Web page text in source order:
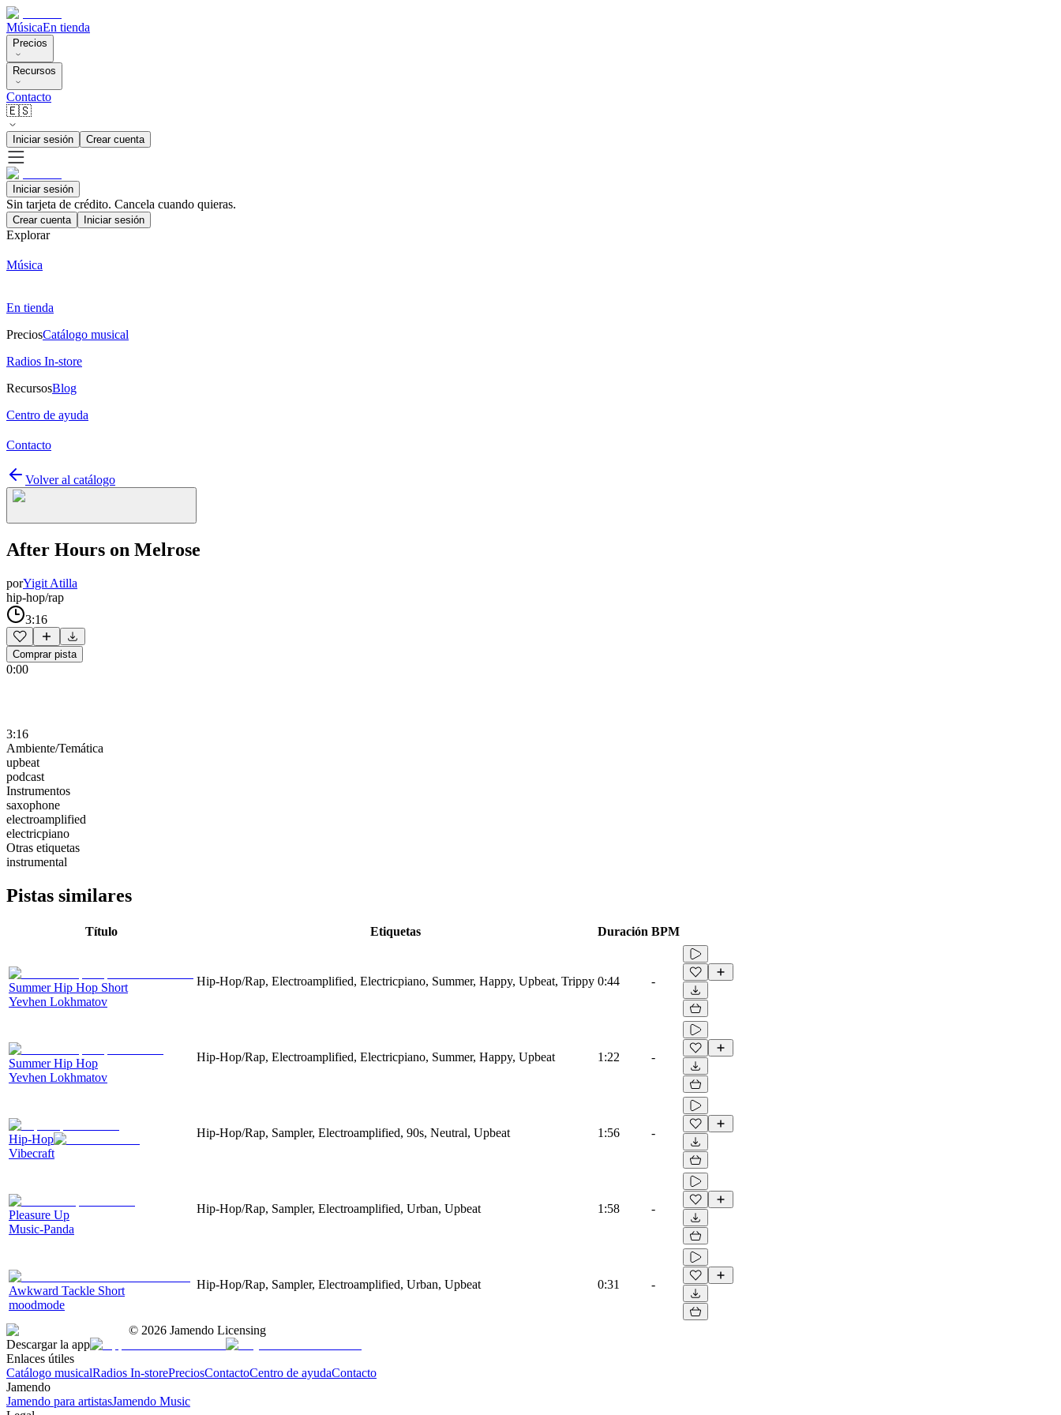
MúsicaEn tienda
Precios
Recursos
Contacto
🇪🇸
Iniciar sesión Crear cuenta
Iniciar sesión
Sin tarjeta de crédito. Cancela cuando quieras.
Crear cuenta Iniciar sesión
Explorar
Música
En tienda
PreciosCatálogo musical
Radios In-store
RecursosBlog
Centro de ayuda
Contacto
Volver al catálogo
After Hours on Melrose
porYigit Atilla
hip-hop/rap
3:16
Comprar pista
0:00
3:16
Ambiente/Temática
upbeat
podcast
Instrumentos
saxophone
electroamplified
electricpiano
Otras etiquetas
instrumental
Pistas similares
Título Etiquetas Duración BPM
Summer Hip Hop Short
Yevhen Lokhmatov
Hip-Hop/Rap, Electroamplified, Electricpiano, Summer, Happy, Upbeat, Trippy 0:44 -
Summer Hip Hop
Yevhen Lokhmatov
Hip-Hop/Rap, Electroamplified, Electricpiano, Summer, Happy, Upbeat 1:22 -
Hip-Hop
Vibecraft
Hip-Hop/Rap, Sampler, Electroamplified, 90s, Neutral, Upbeat 1:56 -
Pleasure Up
Music-Panda
Hip-Hop/Rap, Sampler, Electroamplified, Urban, Upbeat 1:58 -
Awkward Tackle Short
moodmode
Hip-Hop/Rap, Sampler, Electroamplified, Urban, Upbeat 0:31 -
© 2026 Jamendo Licensing
Descargar la app
Enlaces útiles
Catálogo musicalRadios In-storePreciosContactoCentro de ayudaContacto
Jamendo
Jamendo para artistasJamendo Music